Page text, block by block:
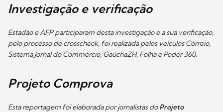
Investigação e verificação
Estadão e AFP participaram desta investigação e a sua verificação,
pelo processo de crosscheck, foi realizada pelos veículos Correio,
Sistema Jornal do Commércio, GaúchaZH, Folha e Poder 360.
Projeto Comprova
Esta reportagem foi elaborada por jornalistas doProjeto